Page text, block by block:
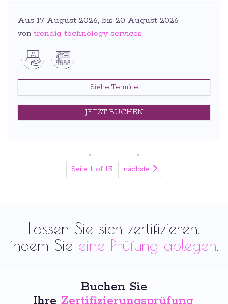
Aus 17 August 2026, bis 20 August 2026
von trendig technology services
Siehe Termine
JETZT BUCHEN
Seite 1 of 15. nächste
Lassen Sie sich zertifizieren,
indem Sie eine Prüfung ablegen
Buchen Sie
Ihre Zertifizierungsprüfung: